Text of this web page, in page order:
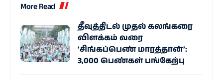
More Read
தீவுத்திடல் முதல் கலங்கரை
விளக்கம் வரை
‘சிங்கப்பெண் மாரத்தான்’:
3,000 பெண்கள் பங்கேற்பு